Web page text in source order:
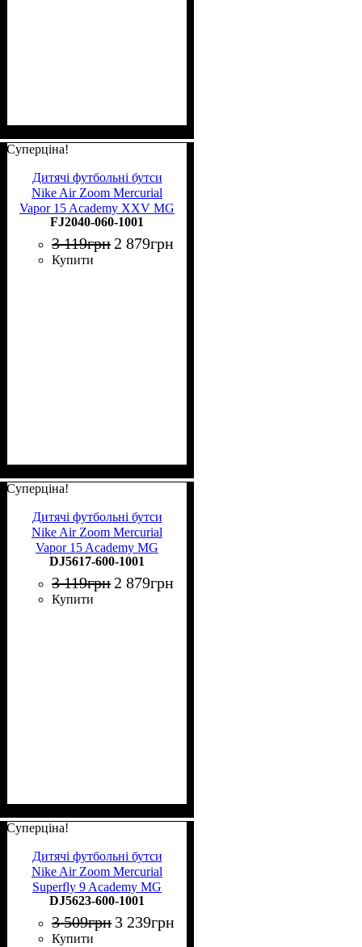
Суперціна!
Дитячі футбольні бутси
Nike Air Zoom Mercurial
Vapor 15 Academy XXV MG
Junior FJ2040-060
FJ2040-060-1001
3 119грн 2 879грн
Купити
Суперціна!
Дитячі футбольні бутси
Nike Air Zoom Mercurial
Vapor 15 Academy MG
Junior DJ5617-600
DJ5617-600-1001
3 119грн 2 879грн
Купити
Суперціна!
Дитячі футбольні бутси
Nike Air Zoom Mercurial
Superfly 9 Academy MG
Junior DJ5623-600
DJ5623-600-1001
3 509грн 3 239грн
Купити